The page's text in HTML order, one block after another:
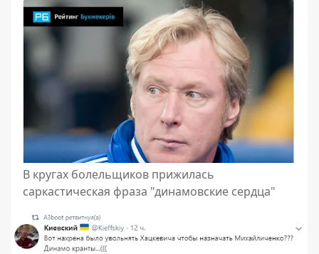
В кругах болельщиков прижилась
саркастическая фраза "динамовские сердца"